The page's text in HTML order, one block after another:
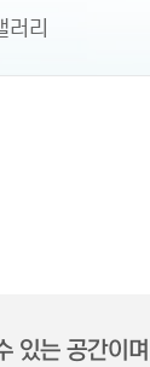
러리
있는 공간이